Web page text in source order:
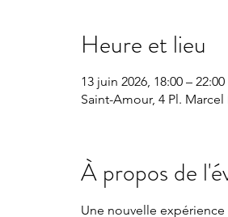
Heure et lieu
13 juin 2026, 18:00 – 22:00
Saint-Amour, 4 Pl.
À propos de
Une nouvelle expérience